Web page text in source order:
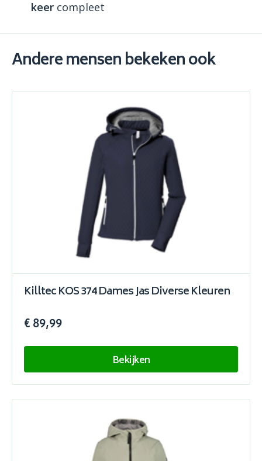
keer compleet
Andere mensen bekeken ook
Killtec KOS 374 Dames Jas Diverse Kleuren
€ 89,99
Bekijken